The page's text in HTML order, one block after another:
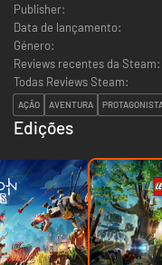
Publisher:
Data de lançamento:
Género:
Reviews recentes da Steam:
Todas Reviews Steam:
AÇÃO AVENTURA
Edições